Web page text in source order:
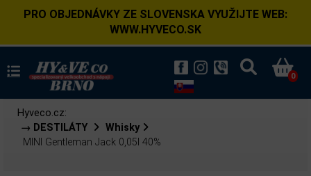
PRO OBJEDNÁVKY ZE SLOVENSKA VYUŽIJTE WEB:
WWW.HYVECO.SK
0
Hyveco.cz:
→ DESTILÁTY
Whisky
MINI Gentleman Jack 0,05l 40%